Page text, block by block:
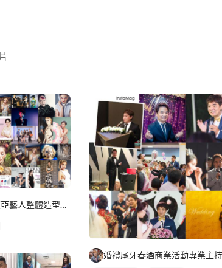
Sylvia Love 希薇亞藝人整體造型設計